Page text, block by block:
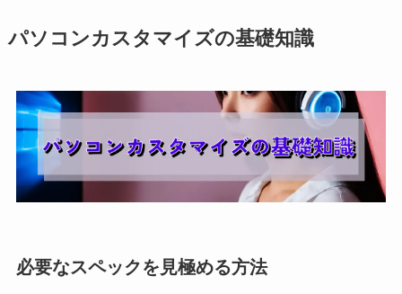
パソコンカスタマイズの基礎知識
必要なスペックを見極める方法